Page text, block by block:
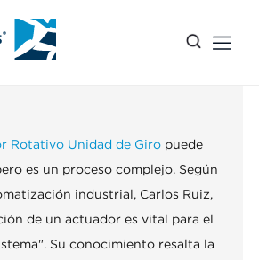
elegir un
Rotativo Unidad de Giro puede
es un proceso complejo. Según
industrial, Carlos Ruiz,
de un actuador es vital para el
Su conocimiento resalta la